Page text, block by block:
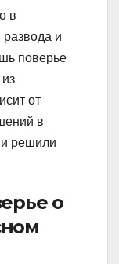
в
и
поверье
от
в
решили
о